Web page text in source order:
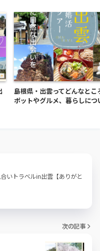
島根県・出雲ってどんなとこ
ポットやグルメ、暮らしにつ
いトラベルin出雲【ありがと
次の記事